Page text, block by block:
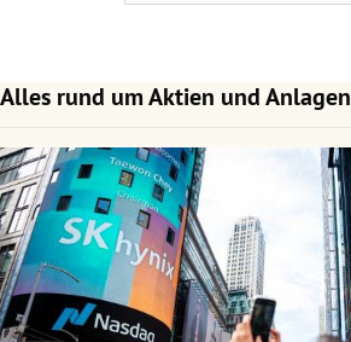
Alles rund um Aktien und Anlagen